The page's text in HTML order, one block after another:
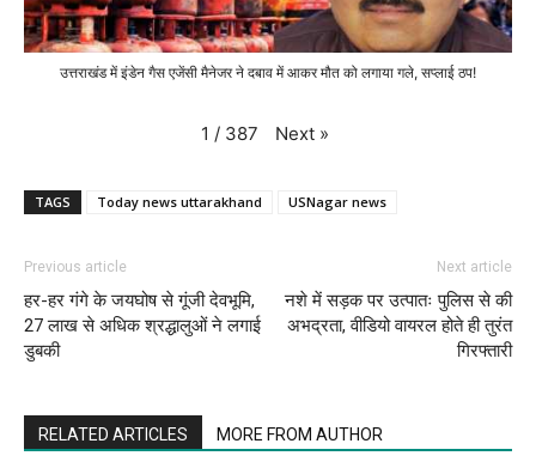
उत्तराखंड में इंडेन गैस एजेंसी मैनेजर ने दबाव में आकर मौत को लगाया गले, सप्लाई ठप!
1 / 387 Next »
TAGS Today news uttarakhand USNagar news
Previous article
हर-हर गंगे के जयघोष से गूंजी देवभूमि,
27 लाख से अधिक श्रद्धालुओं ने लगाई
डुबकी
Next article
नशे में सड़क पर उत्पातः पुलिस से की
अभद्रता, वीडियो वायरल होते ही तुरंत
गिरफ्तारी
RELATED ARTICLES MORE FROM AUTHOR